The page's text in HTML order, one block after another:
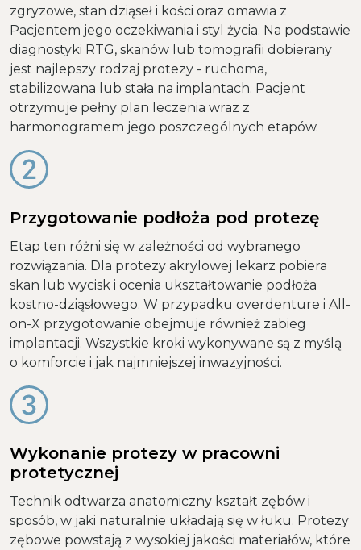
zgryzowe, stan dziąseł i kości oraz omawia z
Pacjentem jego oczekiwania i styl życia. Na podstawie
diagnostyki RTG, skanów lub tomografii dobierany
jest najlepszy rodzaj protezy - ruchoma,
stabilizowana lub stała na implantach. Pacjent
otrzymuje pełny plan leczenia wraz z
harmonogramem jego poszczególnych etapów.
Przygotowanie podłoża pod protezę
Etap ten różni się w zależności od wybranego
rozwiązania. Dla protezy akrylowej lekarz pobiera
skan lub wycisk i ocenia ukształtowanie podłoża
kostno-dziąsłowego. W przypadku overdenture i All-
on-X przygotowanie obejmuje również zabieg
implantacji. Wszystkie kroki wykonywane są z myślą
o komforcie i jak najmniejszej inwazyjności.
Wykonanie protezy w pracowni
protetycznej
Technik odtwarza anatomiczny kształt zębów i
sposób, w jaki naturalnie układają się w łuku. Protezy
zębowe powstają z wysokiej jakości materiałów, które